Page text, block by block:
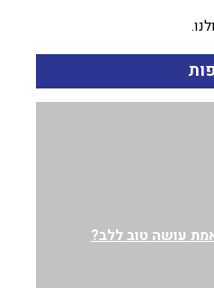
עושה טוב ללב?